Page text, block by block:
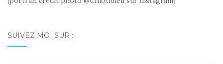
SUIVEZ MOI SUR :